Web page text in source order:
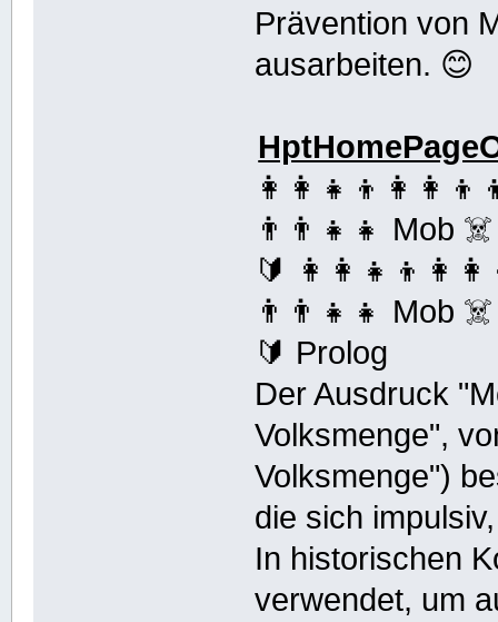
Prävention von
ausarbeiten. 😊
👨‍👨‍👧‍👧 Mob ☠️
🔰
👨‍👨‍👧‍👧 Mob ☠️
🔰 Prolog
Der Ausdruck
Volksmenge",
Volksmenge")
die sich
In historischen
verwendet, um